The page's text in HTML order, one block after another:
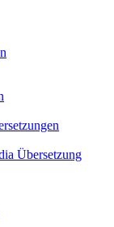
Übersetzung